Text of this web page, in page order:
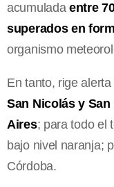
acumuladaentre
superados en
organismo
En tanto, rige
San Nicolás y
Aires; para todo el
bajo nivel naranja;
Córdoba.